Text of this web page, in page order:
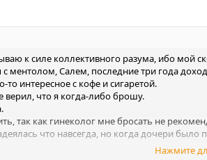
к силе коллективного разума, ибо мой
с ментолом, Салем, последние три года
интересное с кофе и сигаретой.
верил, что я когда-либо брошу.
так как гинеколог мне бросать не
что навсегда, но когда дочери
Нажмите